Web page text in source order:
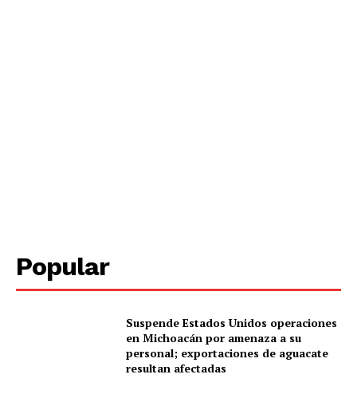
Popular
Suspende Estados Unidos operaciones
en Michoacán por amenaza a su
personal; exportaciones de aguacate
resultan afectadas